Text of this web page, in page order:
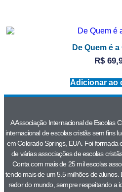
De Quem é
R$
Adicionar ao
A Associação Internacional de Escolas
internacional de escolas cristãs sem fins
em Colorado Springs, EUA. Foi
de várias associações de escolas
Conta com mais de 25 mil escolas
tendo mais de um 5.5 milhões de alunos.
redor do mundo, sempre respeitando a